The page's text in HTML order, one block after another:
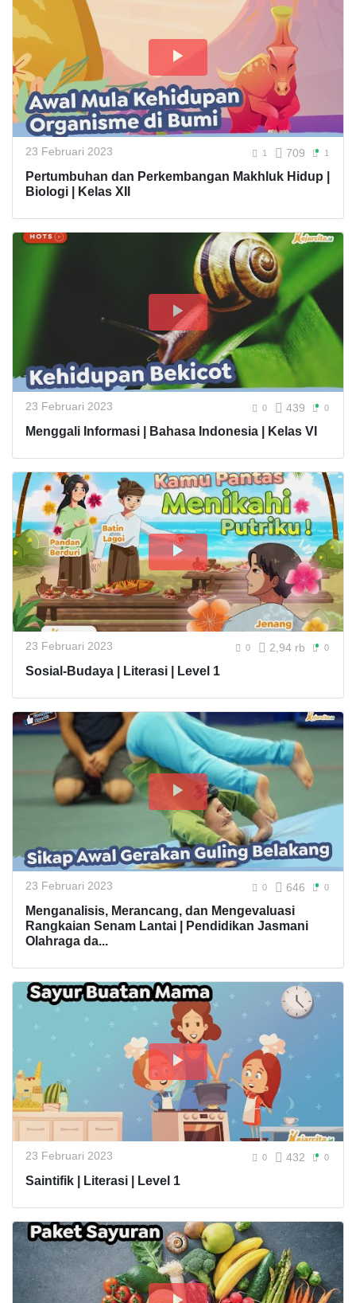
23 Februari 2023 1 709 1
Pertumbuhan dan Perkembangan Makhluk Hidup |
Biologi | Kelas XII
23 Februari 2023 0 439 0
Menggali Informasi | Bahasa Indonesia | Kelas VI
23 Februari 2023 0 2,94 rb 0
Sosial-Budaya | Literasi | Level 1
23 Februari 2023 0 646 0
Menganalisis, Merancang, dan Mengevaluasi
Rangkaian Senam Lantai | Pendidikan Jasmani
Olahraga da...
23 Februari 2023 0 432 0
Saintifik | Literasi | Level 1